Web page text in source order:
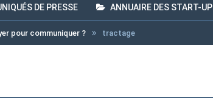
DE PRESSE ANNUAIRE DES START-UP
pour communiquer ? tractage